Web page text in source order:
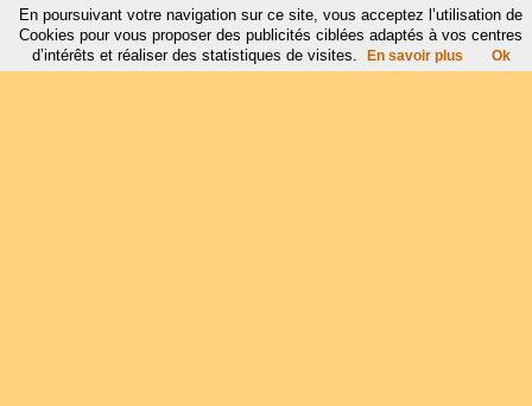
En poursuivant votre navigation sur ce site, vous acceptez l’utilisation de
Cookies pour vous proposer des publicités ciblées adaptés à vos centres
d’intérêts et réaliser des statistiques de visites.
En savoir plus Ok